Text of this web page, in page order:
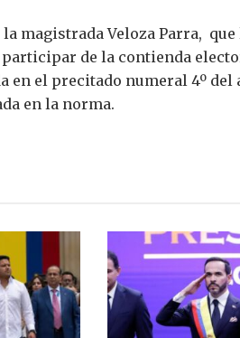
magistrada Veloza Parra,
de la contienda
en el precitado numeral 4º del
en la norma.